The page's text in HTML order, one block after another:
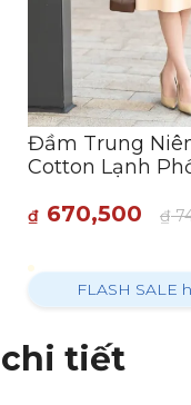
Đầm Trung
Cotton Lạnh
Công Sang
- Thương hiệu
₫ 670,500 ₫
FLASH SALE
tiết